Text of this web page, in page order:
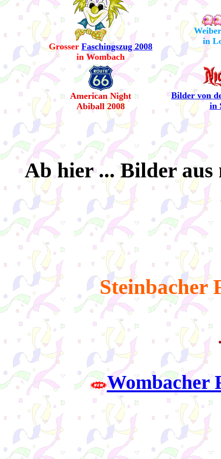
Grosser Faschingszug 2008
in Wombach
in
American Night
Abiball 2008
Bilder von
in
Ab hier ... Bilder
Steinbacher
Wombacher